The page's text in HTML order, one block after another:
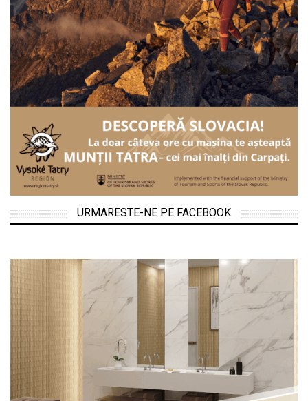
URMARESTE-NE PE FACEBOOK